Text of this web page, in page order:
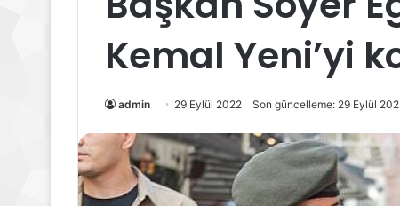
Kemal Yeni’yi
admin 29 Eylül 2022 Son güncelleme: 29 Eylül